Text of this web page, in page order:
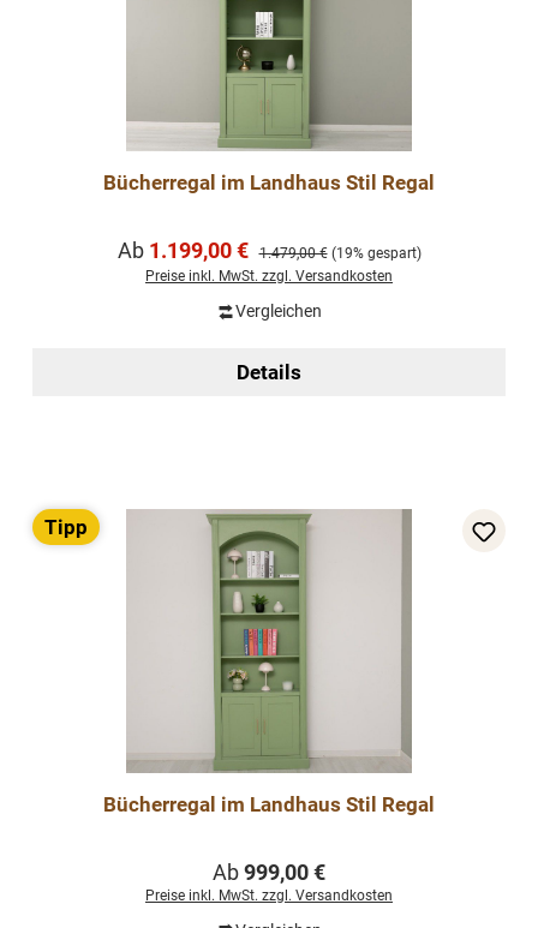
Bücherregal im Landhaus Stil Regal
Verkaufspreis:
Ab 1.199,00 € Regulärer Preis:
1.479,00 € (19% gespart)
Preise inkl. MwSt. zzgl. Versandkosten
Vergleichen
Details
Tipp
Bücherregal im Landhaus Stil Regal
Regulärer Preis:
Ab999,00 €
Preise inkl. MwSt. zzgl. Versandkosten